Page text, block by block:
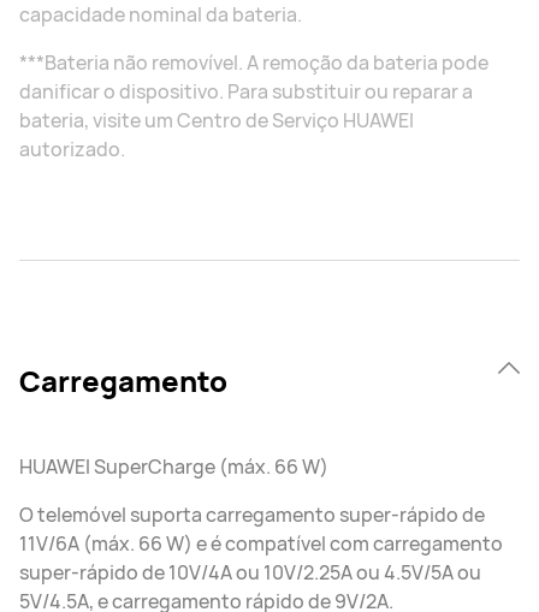
capacidade nominal da bateria.
***Bateria não removível. A remoção da bateria pode
danificar o dispositivo. Para substituir ou reparar a
bateria, visite um Centro de Serviço HUAWEI
autorizado.
Carregamento
HUAWEI SuperCharge (máx. 66 W)
O telemóvel suporta carregamento super-rápido de
11V/6A (máx. 66 W) e é compatível com carregamento
super-rápido de 10V/4A ou 10V/2.25A ou 4.5V/5A ou
5V/4.5A, e carregamento rápido de 9V/2A.